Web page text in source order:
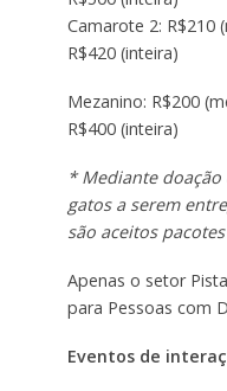
Camarote 2: R$210
R$420 (inteira)
Mezanino: R$200
R$400 (inteira)
* Mediante doação
gatos a serem
são aceitos
Apenas o setor
para Pessoas com
Eventos de